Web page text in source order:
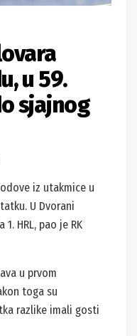
u 59.
sjajnog
iz utakmice u
U Dvorani
HRL, pao je RK
u prvom
toga su
razlike imali gosti